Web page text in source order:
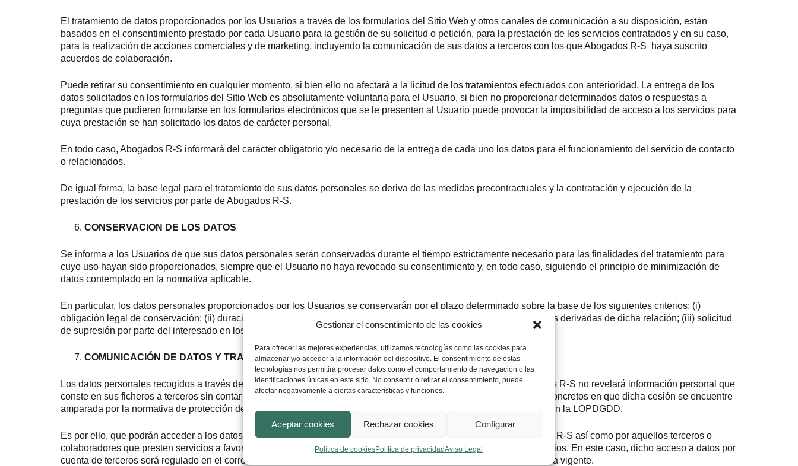
Gestionar el consentimiento de las cookies
Para ofrecer las mejores experiencias, utilizamos tecnologías como las cookies para
almacenar y/o acceder a la información del dispositivo. El consentimiento de estas
tecnologías nos permitirá procesar datos como el comportamiento de navegación o las
identificaciones únicas en este sitio. No consentir o retirar el consentimiento, puede
afectar negativamente a ciertas características y funciones.
Aceptar cookies Rechazar cookies Configurar
Política de cookiesPolítica de privacidadAviso Legal
El tratamiento de datos proporcionados por los Usuarios a través de los formularios del Sitio Web y otros canales de comunicación a su disposición, están
basados en el consentimiento prestado por cada Usuario para la gestión de su solicitud o petición, para la prestación de los servicios contratados y en su caso,
para la realización de acciones comerciales y de marketing, incluyendo la comunicación de sus datos a terceros con los que Abogados R-S haya suscrito
acuerdos de colaboración.
Puede retirar su consentimiento en cualquier momento, si bien ello no afectará a la licitud de los tratamientos efectuados con anterioridad. La entrega de los
datos solicitados en los formularios del Sitio Web es absolutamente voluntaria para el Usuario, si bien no proporcionar determinados datos o respuestas a
preguntas que pudieren formularse en los formularios electrónicos que se le presenten al Usuario puede provocar la imposibilidad de acceso a los servicios para
cuya prestación se han solicitado los datos de carácter personal.
En todo caso, Abogados R-S informará del carácter obligatorio y/o necesario de la entrega de cada uno los datos para el funcionamiento del servicio de contacto
o relacionados.
De igual forma, la base legal para el tratamiento de sus datos personales se deriva de las medidas precontractuales y la contratación y ejecución de la
prestación de los servicios por parte de Abogados R-S.
CONSERVACION DE LOS DATOS
Se informa a los Usuarios de que sus datos personales serán conservados durante el tiempo estrictamente necesario para las finalidades del tratamiento para
cuyo uso hayan sido proporcionados, siempre que el Usuario no haya revocado su consentimiento y, en todo caso, siguiendo el principio de minimización de
datos contemplado en la normativa aplicable.
En particular, los datos personales proporcionados por los Usuarios se conservarán por el plazo determinado sobre la base de los siguientes criterios: (i)
obligación legal de conservación; (ii) duración de la relación contractual y atención de cualesquiera responsabilidades derivadas de dicha relación; (iii) solicitud
de supresión por parte del interesado en los supuestos en los que proceda.
COMUNICACIÓN DE DATOS Y TRANSFERENCIAS INTERNACIONALES
Los datos personales recogidos a través del Sitio Web no serán objeto de cesión a ningún tercero. Es decir, Abogados R-S no revelará información personal que
conste en sus ficheros a terceros sin contar para ello con el consentimiento expreso del Usuario, salvo en los casos concretos en que dicha cesión se encuentre
amparada por la normativa de protección de datos, bien por las figuras de encargados de tratamiento o similares según la LOPDGDD.
Es por ello, que podrán acceder a los datos de carácter personal de los Usuarios el personal autorizado de Abogados R-S así como por aquellos terceros o
colaboradores que presten servicios a favor de Abogados R-S con la finalidad de gestionar la prestación de los servicios. En este caso, dicho acceso a datos por
cuenta de terceros será regulado en el correspondiente contrato de acceso a datos tal y como se exige en la normativa vigente.